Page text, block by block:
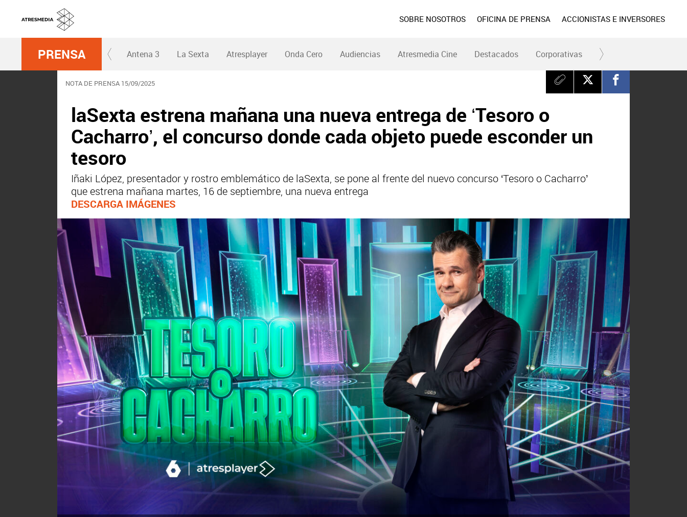
SOBRE NOSOTROS OFICINA DE PRENSA ACCIONISTAS E INVERSORES
PRENSA Antena 3 La Sexta Atresplayer Onda Cero Audiencias Atresmedia Cine Destacados Corporativas RC y Fundación
NOTA DE PRENSA 15/09/2025
laSexta estrena mañana una nueva entrega de ‘Tesoro o
Cacharro’, el concurso donde cada objeto puede esconder un
tesoro
Iñaki López, presentador y rostro emblemático de laSexta, se pone al frente del nuevo concurso ‘Tesoro o Cacharro’
que estrena mañana martes, 16 de septiembre, una nueva entrega
DESCARGA IMÁGENES